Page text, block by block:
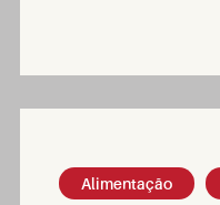
Alimentação